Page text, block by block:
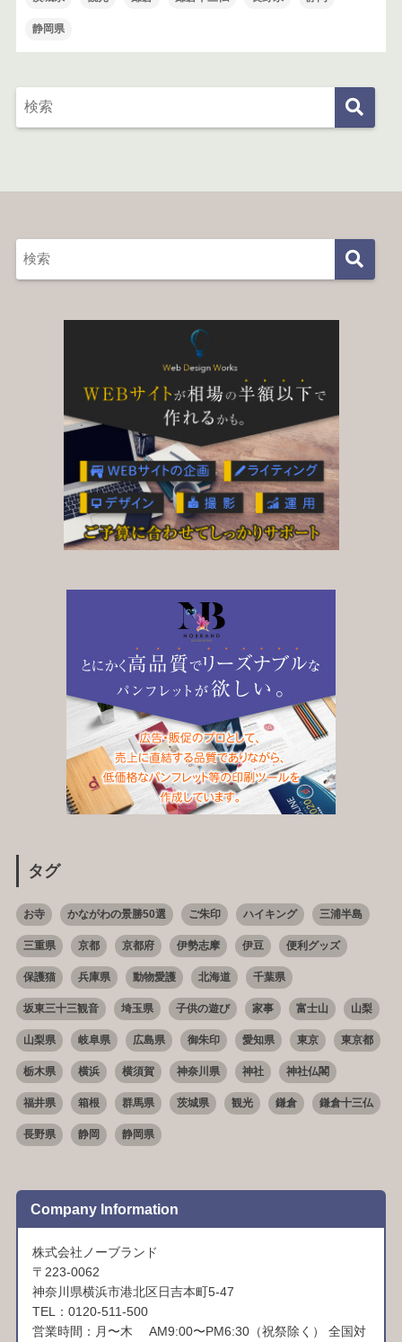
静岡県
タグ
お寺 かながわの景勝50選 ご朱印 ハイキング 三浦半島
三重県 京都 京都府 伊勢志摩 伊豆 便利グッズ
保護猫 兵庫県 動物愛護 北海道 千葉県
坂東三十三観音 埼玉県 子供の遊び 家事 富士山 山梨
山梨県 岐阜県 広島県 御朱印 愛知県 東京 東京都
栃木県 横浜 横須賀 神奈川県 神社 神社仏閣
福井県 箱根 群馬県 茨城県 観光 鎌倉 鎌倉十三仏
長野県 静岡 静岡県
Company Information
株式会社ノーブランド
〒223-0062
神奈川県横浜市港北区日吉本町5-47
TEL：0120-511-500
営業時間：月〜木 AM9:00〜PM6:30（祝祭除く） 全国対